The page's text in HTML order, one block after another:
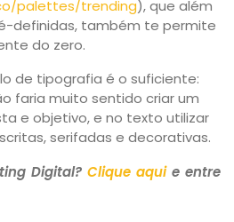
palettes/trending), que além
definidas, também te permite
do zero.
de tipografia é o suficiente:
faria muito sentido criar um
e objetivo, e no texto utilizar
serifadas e decorativas.
Digital? Clique aquie entre